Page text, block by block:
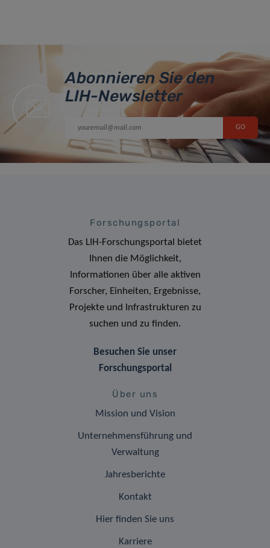
Abonnieren Sie den
LIH-Newsletter
Forschungsportal
Das LIH-Forschungsportal bietet
Ihnen die Möglichkeit,
Informationen über alle aktiven
Forscher, Einheiten, Ergebnisse,
Projekte und Infrastrukturen zu
suchen und zu finden.
Besuchen Sie unser
Forschungsportal
Über uns
Mission und Vision
Unternehmensführung und
Verwaltung
Jahresberichte
Kontakt
Hier finden Sie uns
Karriere